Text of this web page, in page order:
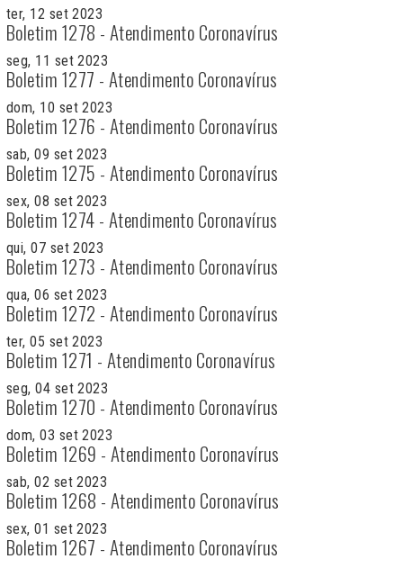
ter, 12 set 2023
Boletim 1278 - Atendimento Coronavírus
seg, 11 set 2023
Boletim 1277 - Atendimento Coronavírus
dom, 10 set 2023
Boletim 1276 - Atendimento Coronavírus
sab, 09 set 2023
Boletim 1275 - Atendimento Coronavírus
sex, 08 set 2023
Boletim 1274 - Atendimento Coronavírus
qui, 07 set 2023
Boletim 1273 - Atendimento Coronavírus
qua, 06 set 2023
Boletim 1272 - Atendimento Coronavírus
ter, 05 set 2023
Boletim 1271 - Atendimento Coronavírus
seg, 04 set 2023
Boletim 1270 - Atendimento Coronavírus
dom, 03 set 2023
Boletim 1269 - Atendimento Coronavírus
sab, 02 set 2023
Boletim 1268 - Atendimento Coronavírus
sex, 01 set 2023
Boletim 1267 - Atendimento Coronavírus